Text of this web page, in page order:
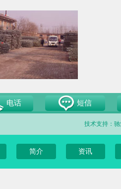
电话 短信
技术支持：
简介 资讯